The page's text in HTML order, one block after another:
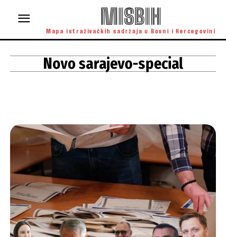
MISBIH
Mapa istraživačkih sadržaja u Bosni i Hercegovini
Novo sarajevo-special